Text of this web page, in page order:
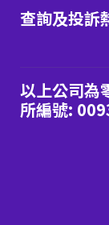
查詢及投訴
以上公司為
所編號: